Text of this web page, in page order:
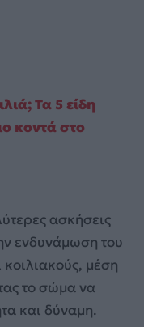
Τα 5 είδη
κοντά στο
ασκήσεις
ενδυνάμωση του
μέση
το σώμα να
και δύναμη.